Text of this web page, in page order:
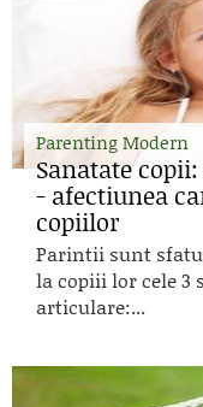
Parenting Modern
Sanatate
- afectiunea
copiilor
Parintii sunt
la copiii lor cele
articulare:...